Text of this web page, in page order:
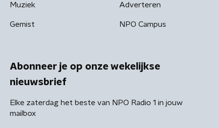
Muziek
Gemist
Adverteren
NPO Campus
Abonneer je op onze wekelijkse
nieuwsbrief
Elke zaterdag het beste van NPO Radio 1 in jouw
mailbox